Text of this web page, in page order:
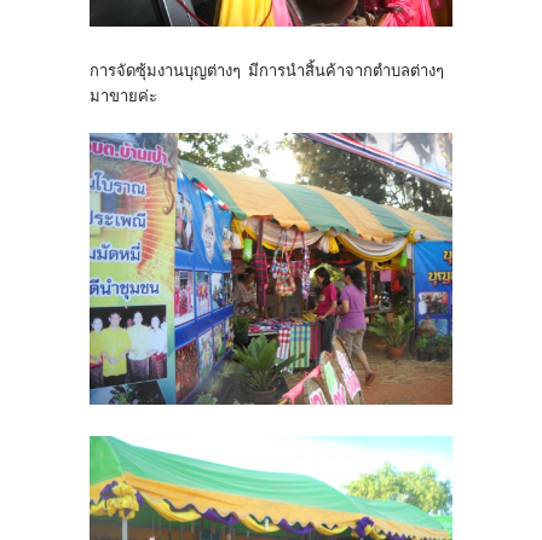
การจัดซุ้มงานบุญต่างๆ มีการนำสิ้นค้าจากตำบลต่างๆ
มาขายค่ะ